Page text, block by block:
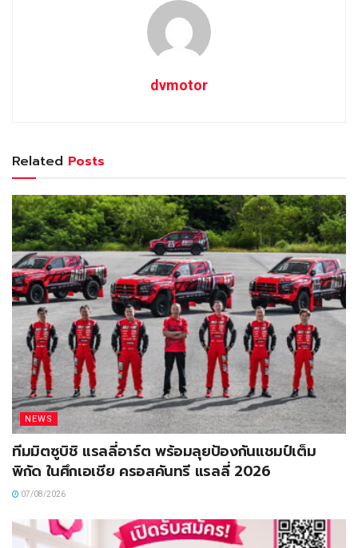
dvmotor
Related Posts
NEWS
ทีมมิตซูบิชิ แรลลี่อาร์ต พร้อมลุยป้องกันแชมป์เต็ม
พิกัด ในศึกเอเชีย ครอสคันทรี แรลลี่ 2026
07/08/2026